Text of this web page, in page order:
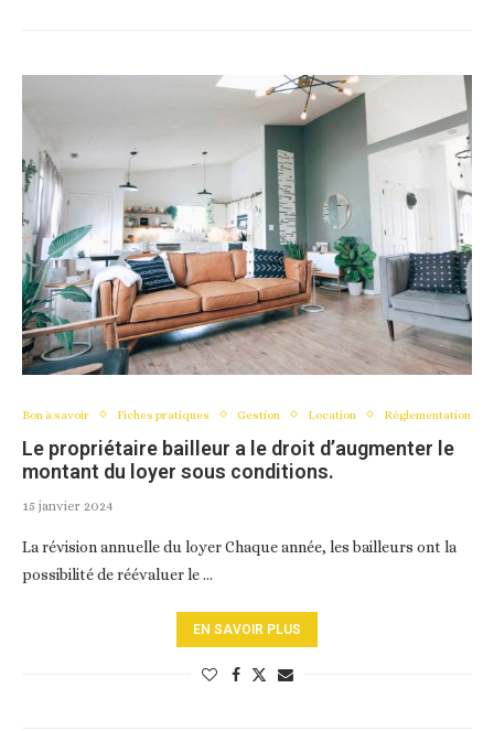
Bon à savoir Fiches pratiques Gestion Location Réglementation
Le propriétaire bailleur a le droit d’augmenter le
montant du loyer sous conditions.
15 janvier 2024
La révision annuelle du loyer Chaque année, les bailleurs ont la
possibilité de réévaluer le …
EN SAVOIR PLUS